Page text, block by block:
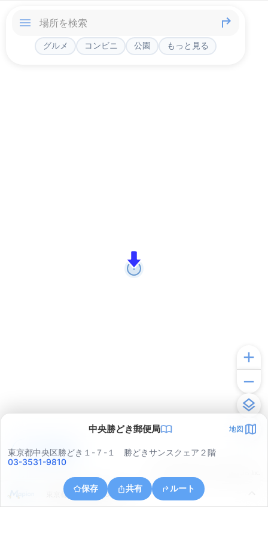
グルメ コンビニ 公園 もっと見る
中央勝どき郵便局 地図
東京都中央区勝どき１-７-１ 勝どきサンスクェア２階
03-3531-9810
保存 共有 ルート
東京都中央区晴海５丁目
アプリで見る